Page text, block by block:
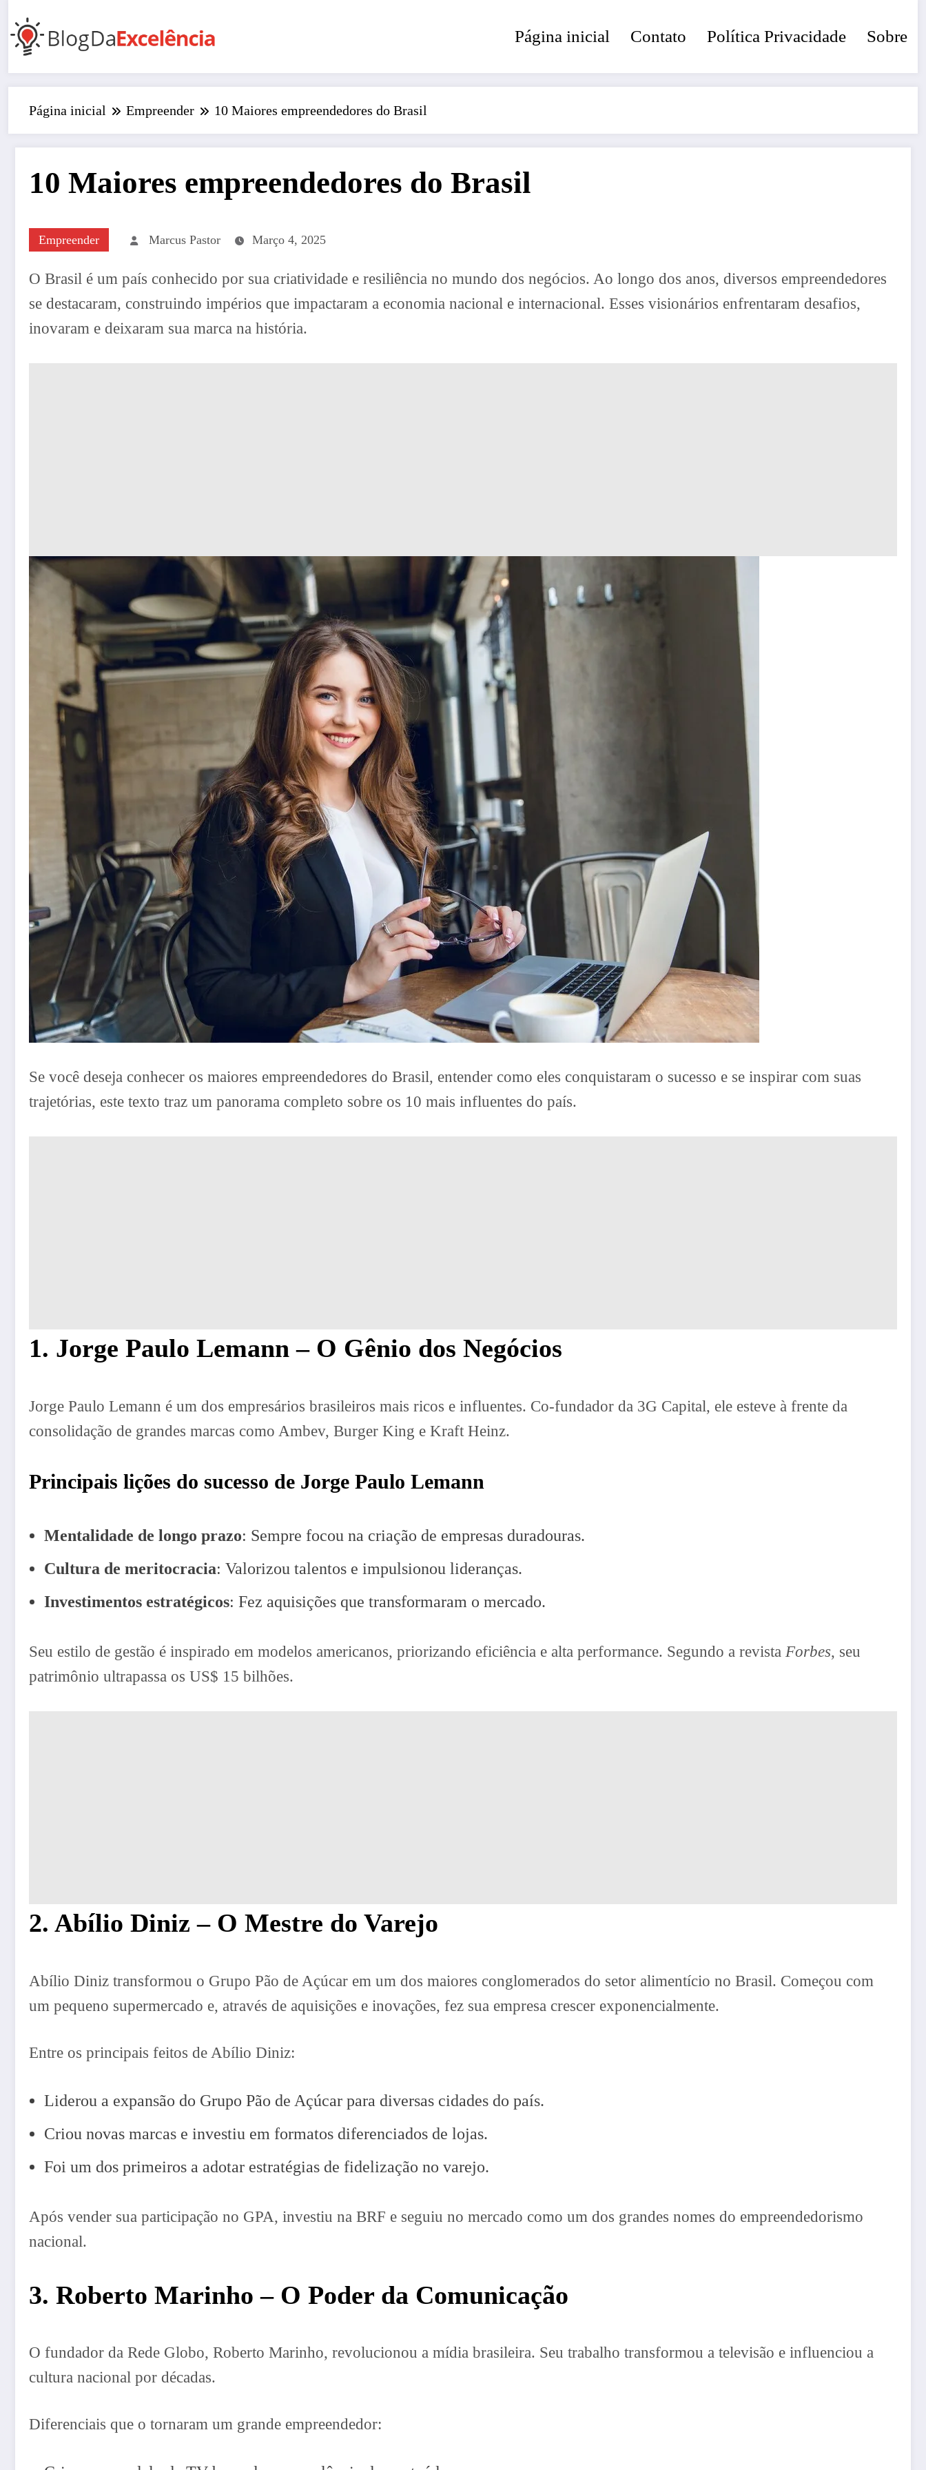
para
conteúdo
Página inicial Contato Política Privacidade Sobre
Página inicial Empreender 10 Maiores empreendedores do Brasil
10 Maiores empreendedores do Brasil
Empreender Marcus Pastor Março 4, 2025
O Brasil é um país conhecido por sua criatividade e resiliência no mundo dos negócios. Ao longo dos anos, diversos empreendedores
se destacaram, construindo impérios que impactaram a economia nacional e internacional. Esses visionários enfrentaram desafios,
inovaram e deixaram sua marca na história.
Se você deseja conhecer os maiores empreendedores do Brasil, entender como eles conquistaram o sucesso e se inspirar com suas
trajetórias, este texto traz um panorama completo sobre os 10 mais influentes do país.
1. Jorge Paulo Lemann – O Gênio dos Negócios
Jorge Paulo Lemann é um dos empresários brasileiros mais ricos e influentes. Co-fundador da 3G Capital, ele esteve à frente da
consolidação de grandes marcas como Ambev, Burger King e Kraft Heinz.
Principais lições do sucesso de Jorge Paulo Lemann
Mentalidade de longo prazo: Sempre focou na criação de empresas duradouras.
Cultura de meritocracia: Valorizou talentos e impulsionou lideranças.
Investimentos estratégicos: Fez aquisições que transformaram o mercado.
Seu estilo de gestão é inspirado em modelos americanos, priorizando eficiência e alta performance. Segundo a revista Forbes, seu
patrimônio ultrapassa os US$ 15 bilhões.
2. Abílio Diniz – O Mestre do Varejo
Abílio Diniz transformou o Grupo Pão de Açúcar em um dos maiores conglomerados do setor alimentício no Brasil. Começou com
um pequeno supermercado e, através de aquisições e inovações, fez sua empresa crescer exponencialmente.
Entre os principais feitos de Abílio Diniz:
Liderou a expansão do Grupo Pão de Açúcar para diversas cidades do país.
Criou novas marcas e investiu em formatos diferenciados de lojas.
Foi um dos primeiros a adotar estratégias de fidelização no varejo.
Após vender sua participação no GPA, investiu na BRF e seguiu no mercado como um dos grandes nomes do empreendedorismo
nacional.
3. Roberto Marinho – O Poder da Comunicação
O fundador da Rede Globo, Roberto Marinho, revolucionou a mídia brasileira. Seu trabalho transformou a televisão e influenciou a
cultura nacional por décadas.
Diferenciais que o tornaram um grande empreendedor: